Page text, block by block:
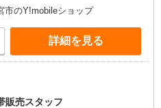
円支給(規定有) お友達を紹介
ィブ支給(規定有) ★月2回払
（規程有）★ ゜・。○。・゜
+゜
市のY!mobileショップ
詳細を見る
販売スタッフ